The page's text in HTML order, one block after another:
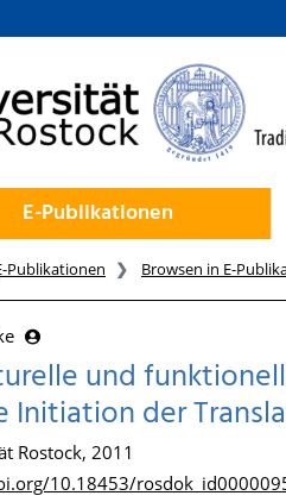
E-Publikationen
Publikationen Browsen in E-
und
Initiation der
Rostock, 2011
10.18453/